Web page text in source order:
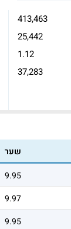
413,463
25,442
1.12
37,283
שער
9.95
9.97
9.95